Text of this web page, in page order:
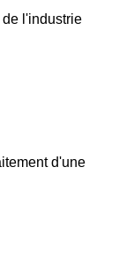
l'industrie
d'une